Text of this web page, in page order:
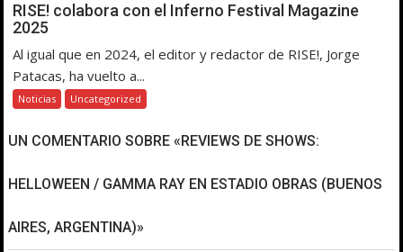
RISE! colabora con el Inferno Festival Magazine
2025
Al igual que en 2024, el editor y redactor de RISE!, Jorge
Patacas, ha vuelto a...
Noticias Uncategorized
UN COMENTARIO SOBRE «REVIEWS DE SHOWS:
HELLOWEEN / GAMMA RAY EN ESTADIO OBRAS (BUENOS
AIRES, ARGENTINA)»